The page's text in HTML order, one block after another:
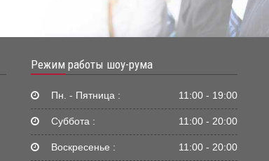
Режим работы шоу-рума
Пн. - Пятница : 11:00 - 19:00
Суббота : 11:00 - 20:00
Воскресенье : 11:00 - 20:00